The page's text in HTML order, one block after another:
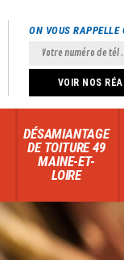
ON VOUS RAPPELLE
VOIR NOS
DÉSAMIANTAGE
DE TOITURE 49
MAINE-ET-
LOIRE